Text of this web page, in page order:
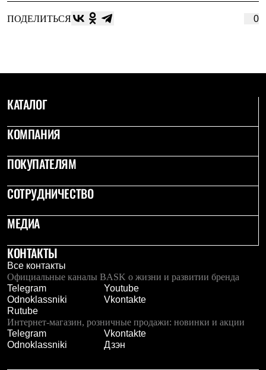
Брюки
Куртки
Термобелье
Среднее термобелье
Легкое термобелье
Футболки
Толстовки
Брюки
Женская одежда
Утепленная пухом
Куртки
Брюки
Жилеты
Утепленная синтетикой
Куртки
Брюки
Штормовая одежда
Куртки
Софтшелл одежда
Куртки
Лёгкая одежда
ПОДЕЛИТЬСЯ 0
КАТАЛОГ
КОМПАНИЯ
ПОКУПАТЕЛЯМ
СОТРУДНИЧЕСТВО
МЕДИА
КОНТАКТЫ
Все контакты
Официальные каналы BASK о жизни и развитии бренда
Telegram
Youtube
Odnoklassniki
Vkontakte
Rutube
Интернет-магазин, розничные продажи: новинки и акции
Telegram
Vkontakte
Odnoklassniki
Дзэн